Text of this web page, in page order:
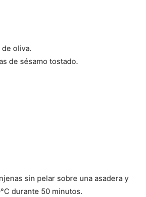
oliva.
de sésamo tostado.
sin pelar sobre una asadera y
durante 50 minutos.